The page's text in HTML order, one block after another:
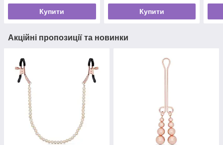
Купити Купити
Акційні пропозиції та новинки